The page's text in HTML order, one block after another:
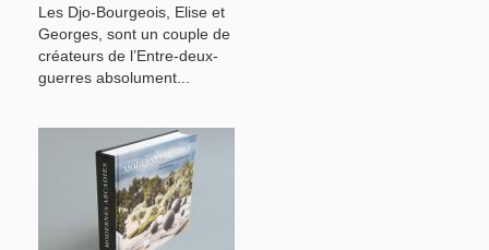
Les Djo-Bourgeois, Elise et
Georges, sont un couple de
créateurs de l’Entre-deux-
guerres absolument...